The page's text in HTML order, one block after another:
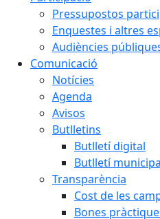
Pressupostos
Enquestes i altres
Audiències
Comunicació
Notícies
Agenda
Avisos
Butlletins
Butlletí digital
Butlletí
Transparència
Cost de les
Bones